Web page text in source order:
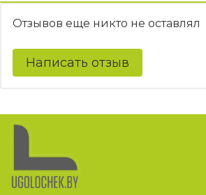
Отзывов еще никто не оставлял
Написать отзыв